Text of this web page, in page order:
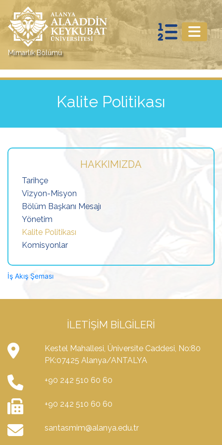
Mimarlık Bölümü
Kalite Politikası
HAKKIMIZDA
Tarihçe
Vizyon-Misyon
Bölüm Başkanı Mesajı
Yönetim
Kalite Politikası
Komisyonlar
İş Akış Şeması
İLETIŞIM BILGILERI
Kestel Mahallesi, Üniversite Caddesi, No:80
PK:07425 Alanya/ANTALYA
+90 242 510 60 60
+90 242 510 60 60
santasmim@alanya.edu.tr